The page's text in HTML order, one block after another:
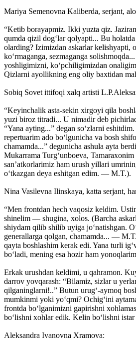
Mariya Semenovna Kaliberda, serjant,
“Ketib borayapmiz. Ikki yuzta qiz.
qumda qizil dog‘lar qolyapti... Bu
olarding? Izimizdan askarlar kelishyapti,
ko‘rmaganga, sezmaganga
yoshligimizni, ko‘pchiligimizdan
Qizlarni ayollikning eng oliy baxtidan
Sobiq Sovet ittifoqi xalq artisti
“Keyinchalik asta-sekin xirgoyi qila
yuzi biroz titradi... U nimadir deb
“Yana ayting...” degan so‘zlarni
repertuarim ado bo‘lgunicha va bosh
chamamda...” degunicha ashula ayta
Mukarrama Turg‘unboeva,
san’atkorlarimiz ham urush yillari
o‘tkazgan deya eshitgan edim. — M.T.).
Nina Vasilevna Ilinskaya, katta serjant,
“Men frontdan hech vaqosiz keldim.
shinelim — shugina, xolos. (Barcha
shiydam qilib shilib uyiga jo‘natishgan.
generallarga qolgan, chamamda... —
qayta boshlashim kerak edi. Yana turli
bo‘ladi, mening esa hozir ham
Erkak urushdan keldimi, u qahramon.
darrov yovqarash: “Bilamiz, sizlar u
qilganinglarni!..” Butun urug‘-aymoq
mumkinmi yoki yo‘qmi? Ochig‘ini
frontda bo‘lganimizni gapirishni
bo‘lishni xohlar edik. Kelin bo‘lishni
Aleksandra Ivanovna Xramova: